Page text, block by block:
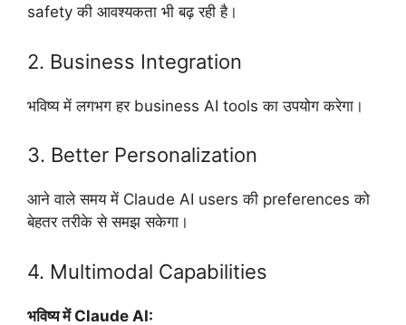
safety की आवश्यकता भी बढ़ रही है।
2. Business Integration
भविष्य में लगभग हर business AI tools का उपयोग करेगा।
3. Better Personalization
आने वाले समय में Claude AI users की preferences को
बेहतर तरीके से समझ सकेगा।
4. Multimodal Capabilities
भविष्य में Claude AI: